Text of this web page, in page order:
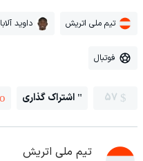
تیم ملی اتریش داوید آلابا
فوتبال
57 اشتراک گذاری
تیم ملی اتریش